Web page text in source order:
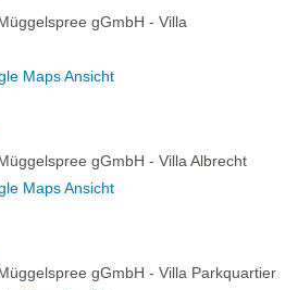
gGmbH - Villa
Maps Ansicht
gGmbH - Villa Albrecht
Maps Ansicht
gGmbH - Villa Parkquartier